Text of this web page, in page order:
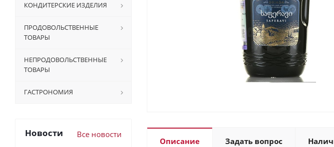
Описание Задать вопрос
КОНДИТЕРСКИЕ ИЗДЕЛИЯ
ПРОДОВОЛЬСТВЕННЫЕ
ТОВАРЫ
НЕПРОДОВОЛЬСТВЕННЫЕ
ТОВАРЫ
ГАСТРОНОМИЯ
Новости Все новости